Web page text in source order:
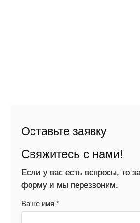
Оставьте заявку
Свяжитесь с нами!
Если у вас есть вопросы, то
форму и мы перезвоним.
Ваше имя *